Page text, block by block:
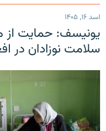
اسد ۱۶, ۱۴۰۵
یونیسف: حمایت از
سلامت نوزادان در